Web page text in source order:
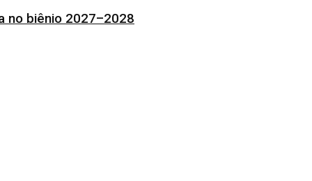
no biênio 2027–2028